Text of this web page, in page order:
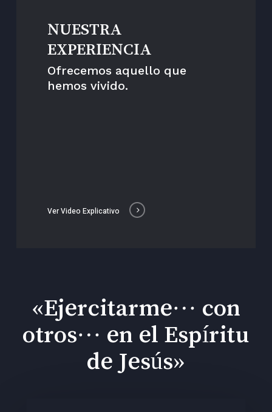
NUESTRA
EXPERIENCIA
Ofrecemos aquello que
hemos vivido.
Ver Video Explicativo
«Ejercitarme… con
otros… en el Espíritu
de Jesús»